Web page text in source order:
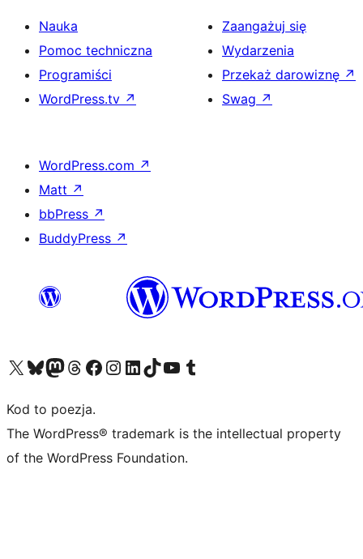
Nauka
Pomoc techniczna
Programiści
WordPress.tv ↗
Zaangażuj się
Wydarzenia
Przekaż darowiznę ↗
Swag ↗
WordPress.com ↗
Matt ↗
bbPress ↗
BuddyPress ↗
Odwiedź nasze konto X (dawniej Twitter)
Odwiedź nasze konto Bluesky
Odwiedź nasze konto na Mastodoncie
Odwiedź naszego Threadsa
Odwiedź naszego Facebooka
Odwiedź nasze konto na Instagramie
Odwiedź nasze konto na LinkedIn
Odwiedź naszego TikToka
Odwiedź nasz kanał YouTube
Odwiedź naszego Tumblra
Kod to poezja.
The WordPress® trademark is the intellectual property
of the WordPress Foundation.